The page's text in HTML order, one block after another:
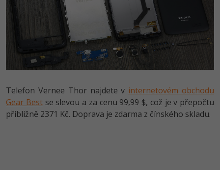
Telefon Vernee Thor najdete v internetovém obchodu
Gear Bestse slevou a za cenu 99,99 $, což je v přepočtu
přibližně 2371 Kč. Doprava je zdarma z čínského skladu.